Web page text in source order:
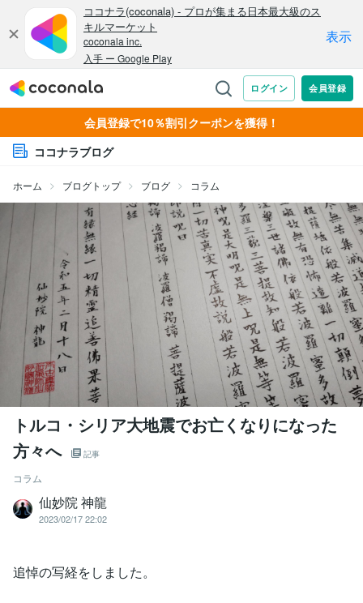
会員登録で10％割引クーポンを獲得！
ココナラブログ
ホーム ブログトップ ブログ コラム
トルコ・シリア大地震でお亡くなりになった
方々へ
記事
コラム
仙妙院 神龍
2023/02/17 22:02
追悼の写経をしました。